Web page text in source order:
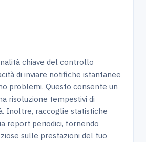
chiave del controllo
di inviare notifiche istantanee
problemi. Questo consente un
risoluzione tempestivi di
Inoltre, raccoglie statistiche
report periodici, fornendo
sulle prestazioni del tuo